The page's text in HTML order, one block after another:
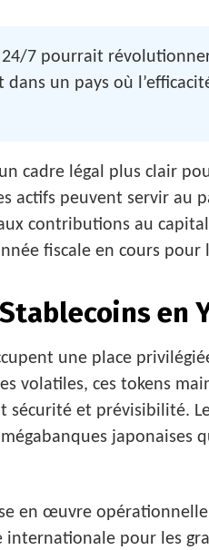
7 pourrait
un pays où
cadre légal plus clair
actifs peuvent servir au
contributions au
fiscale en cours pour
en
une place
volatiles, ces tokens
sécurité et prévisibilité.
japonaises
en œuvre
pour les